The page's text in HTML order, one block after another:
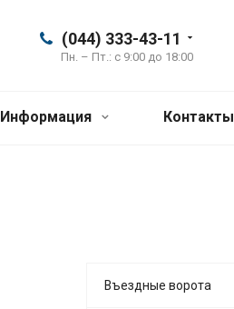
(044) 333-43-11
Пн. – Пт.: с 9:00 до 18:00
Информация Контакты
Въездные ворота